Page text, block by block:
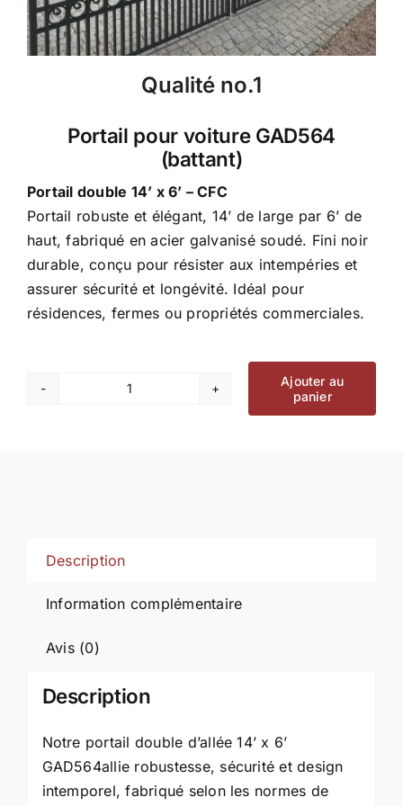
Qualité no.1
Portail pour voiture GAD564
(battant)
Portail double 14’ x 6’ – CFC
Portail robuste et élégant, 14’ de large par 6’ de
haut, fabriqué en acier galvanisé soudé. Fini noir
durable, conçu pour résister aux intempéries et
assurer sécurité et longévité. Idéal pour
résidences, fermes ou propriétés commerciales.
quantité
Ajouter au
panier
Description
Information complémentaire
Avis (0)
Description
Notre portail double d’allée 14’ x 6’
GAD564allie robustesse, sécurité et design
intemporel, fabriqué selon les normes de